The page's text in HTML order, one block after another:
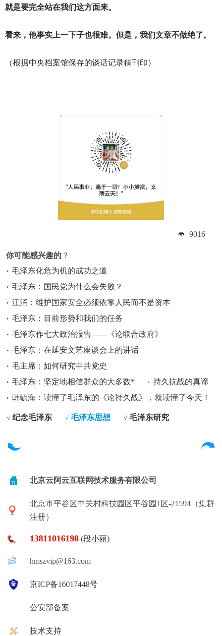
就是要完全站在我们这方面来。
看来，他事实上一下子也很难。但是，我们文章不做绝了。
（根据中央档案馆保存的谈话记录稿刊印）
9016
你可能感兴趣的 ？
毛泽东化危为机的成功之道
毛泽东：国民党为什么会失败？
江涌：维护国家安全必须依靠人民而不是资本
毛泽东：目前形势和我们的任务
毛泽东作七大政治报告——《论联合政府》
毛泽东：在延安文艺座谈会上的讲话
毛主席：如何研究中共党史
毛泽东：坚定地相信群众的大多数*
持久抗战的真谛
韩毓海：读懂了毛泽东的《论持久战》，就读懂了今天！
√ 纪念毛泽东 √ 毛泽东思想 √ 毛泽东研究
北京云阿云互联网技术服务有限公司
北京市平谷区中关村科技园区平谷园1区-21594（集群
注册）
13811016198 (段小丽)
hmszvip@163.com
京ICP备16017448号
公安部备案
技术支持